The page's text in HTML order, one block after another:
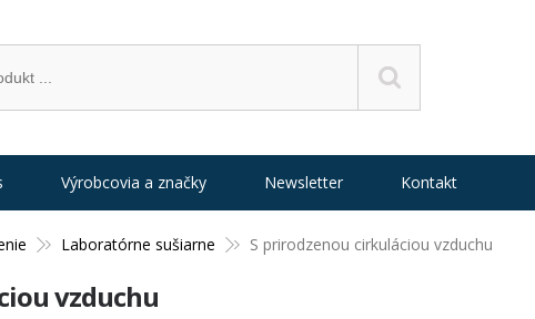
Laboratórne sušiarne S prirodzenou cirkuláciou vzduchu
vzduchu
Výrobcovia a značky Newsletter Kontakt